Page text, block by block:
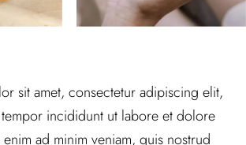
sit amet, consectetur adipiscing elit,
incididunt ut labore et dolore
ad minim veniam, quis nostrud